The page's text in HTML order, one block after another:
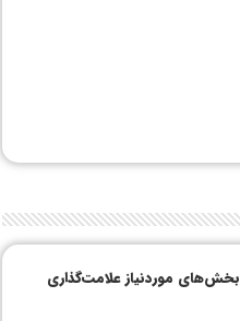
بخش‌های موردنیاز علامت‌گذاری